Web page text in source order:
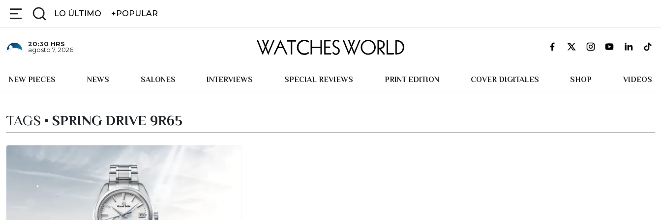
LO ÚLTIMO +POPULAR
20:30 HRS
agosto 7, 2026
NEW PIECES NEWS SALONES INTERVIEWS SPECIAL REVIEWS PRINT EDITION COVER DIGITALES SHOP VIDEOS
TAGS • SPRING DRIVE 9R65